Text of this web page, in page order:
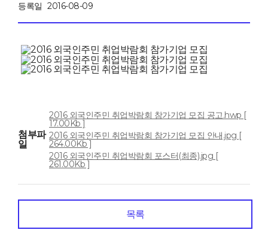
등록일 2016-08-09
첨부파
일
2016 외국인주민 취업박람회 참가기업 모집 공고.hwp [
17.00Kb ]
2016 외국인주민 취업박람회 참가기업 모집 안내.jpg [
264.00Kb ]
2016 외국인주민 취업박람회 포스터(최종).jpg [
261.00Kb ]
목록